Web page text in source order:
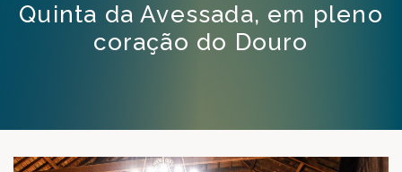
Quinta da Avessada, em pleno
coração do Douro